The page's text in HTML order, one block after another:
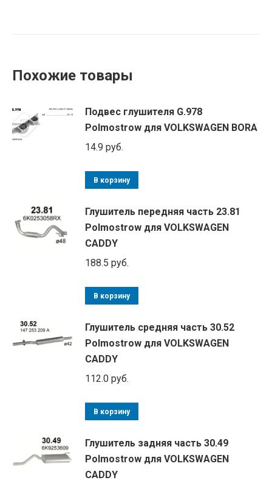
Похожие товары
Подвес глушителя G.978
Polmostrow для VOLKSWAGEN BORA
14.9 руб.
В корзину
Глушитель передняя часть 23.81
Polmostrow для VOLKSWAGEN
CADDY
188.5 руб.
В корзину
Глушитель средняя часть 30.52
Polmostrow для VOLKSWAGEN
CADDY
112.0 руб.
В корзину
Глушитель задняя часть 30.49
Polmostrow для VOLKSWAGEN
CADDY